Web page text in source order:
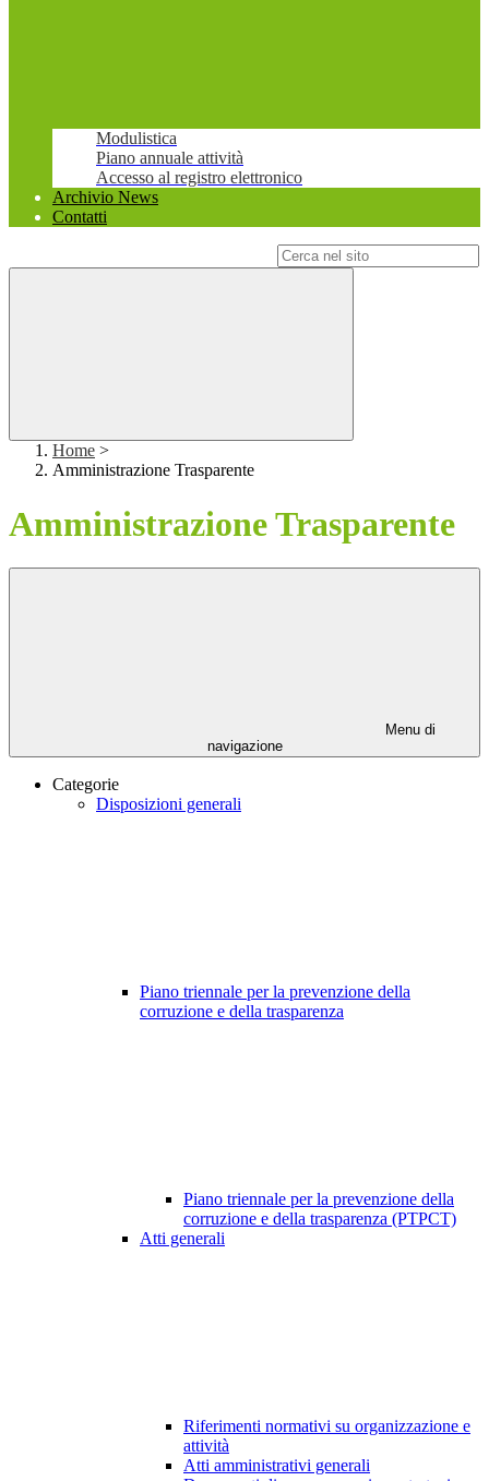
Modulistica
Piano annuale attività
Accesso al registro elettronico
Archivio News
Contatti
Home >
Amministrazione Trasparente
Amministrazione Trasparente
Menu di
navigazione
Categorie
Disposizioni generali
Piano triennale per la prevenzione della
corruzione e della trasparenza
Piano triennale per la prevenzione della
corruzione e della trasparenza (PTPCT)
Atti generali
Riferimenti normativi su organizzazione e
attività
Atti amministrativi generali